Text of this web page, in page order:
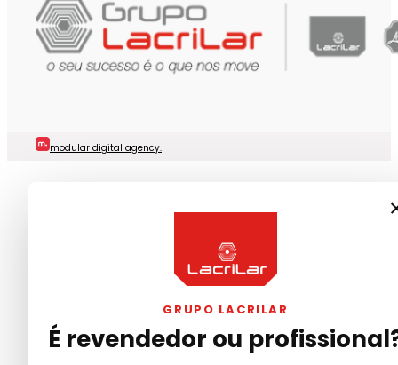
modular digital agency.
GRUPO LACRILAR
É revendedor ou